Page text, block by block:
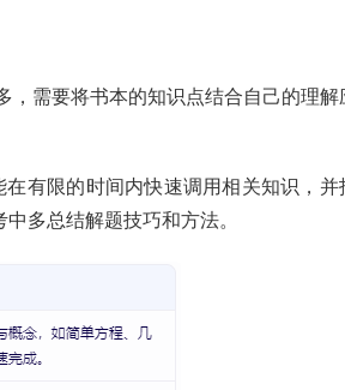
，需要将书本的知识点结合自己的理解
有限的时间内快速调用相关知识，并
多总结解题技巧和方法。